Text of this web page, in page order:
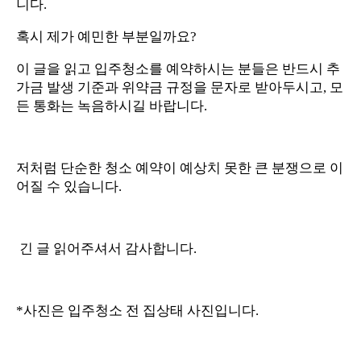
니다.
혹시 제가 예민한 부분일까요?
이 글을 읽고 입주청소를 예약하시는 분들은 반드시 추
가금 발생 기준과 위약금 규정을 문자로 받아두시고, 모
든 통화는 녹음하시길 바랍니다.
저처럼 단순한 청소 예약이 예상치 못한 큰 분쟁으로 이
어질 수 있습니다.
긴 글 읽어주셔서 감사합니다.
*사진은 입주청소 전 집상태 사진입니다.